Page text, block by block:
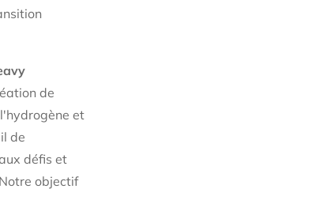
de
et
de
défis et
objectif